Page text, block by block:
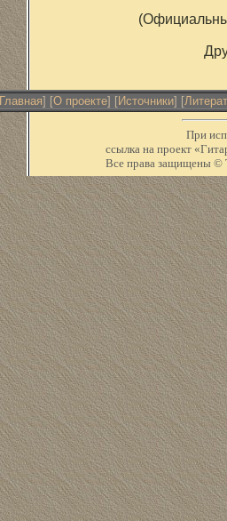
Главная] [О проекте] [Источники] [
При
ссылка на проект
Все права защищены ©